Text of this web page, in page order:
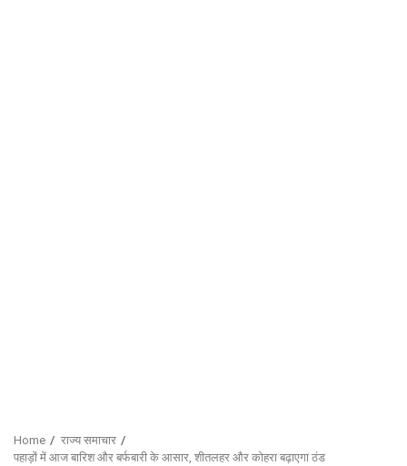
Home
राज्य समाचार
पहाड़ों में आज बारिश और बर्फबारी के आसार, शीतलहर और कोहरा बढ़ाएगा ठंड